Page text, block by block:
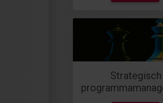
Strategisch